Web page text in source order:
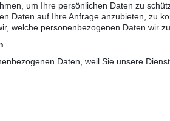
um Ihre persönlichen Daten zu
Daten auf Ihre Anfrage anzubieten, zu
welche personenbezogenen Daten wir
Daten, weil Sie unsere